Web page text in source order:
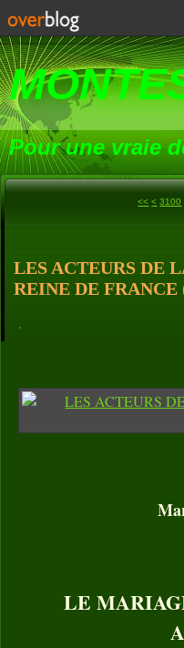
Pour une vraie
<< < 3100
LES ACTEURS DE
REINE DE FRANCE
.
LE